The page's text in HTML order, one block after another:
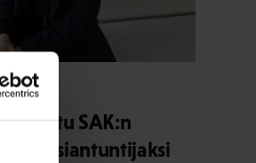
valittu SAK:n
asiantuntijaksi